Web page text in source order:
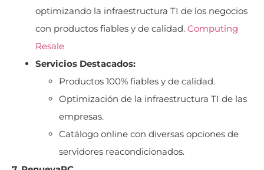
optimizando la infraestructura TI de los negocios
con productos fiables y de calidad. Computing
Resale
Servicios Destacados:
Productos 100% fiables y de calidad.
Optimización de la infraestructura TI de las
empresas.
Catálogo online con diversas opciones de
servidores reacondicionados.